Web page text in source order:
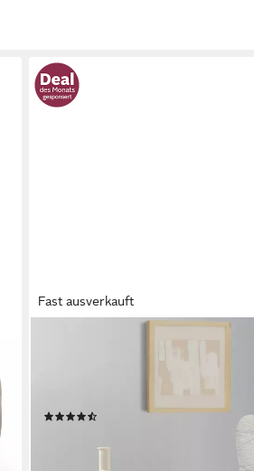
Fast ausverkauft
Drehsessel VERGAS Ohrensessel
nur diesen Monat